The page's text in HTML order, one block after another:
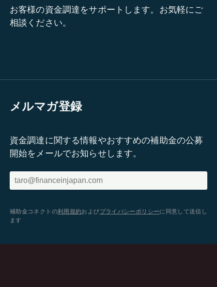
お客様の資金調達をサポートします。お気軽にご
相談ください。
メルマガ登録
資金調達に関する情報やおすすめの補助金の公募
開始をメールでお知らせします。
補助金コネクトの利用規約およびプライバシーポリシーに同意して送信し
ます